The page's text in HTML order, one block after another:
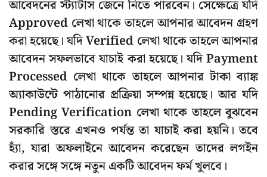
আবেদনের স্ট্যাটাস জেনে নিতে পারবেন। সেক্ষেত্রে যদি
Approved লেখা থাকে তাহলে আপনার আবেদন গ্রহণ
করা হয়েছে। যদি Verified লেখা থাকে তাহলে আপনার
আবেদন সফলভাবে যাচাই করা হয়েছে। যদি Payment
Processed লেখা থাকে তাহলে আপনার টাকা ব্যাঙ্ক
অ্যাকাউন্টে পাঠানোর প্রক্রিয়া সম্পন্ন হয়েছে। আর যদি
Pending Verification লেখা থাকে তাহলে বুঝবেন
সরকারি স্তরে এখনও পর্যন্ত তা যাচাই করা হয়নি। তবে
হ্যাঁ, যারা অফলাইনে আবেদন করেছেন তাদের লগইন
করার সঙ্গে সঙ্গে নতুন একটি আবেদন ফর্ম খুলবে।